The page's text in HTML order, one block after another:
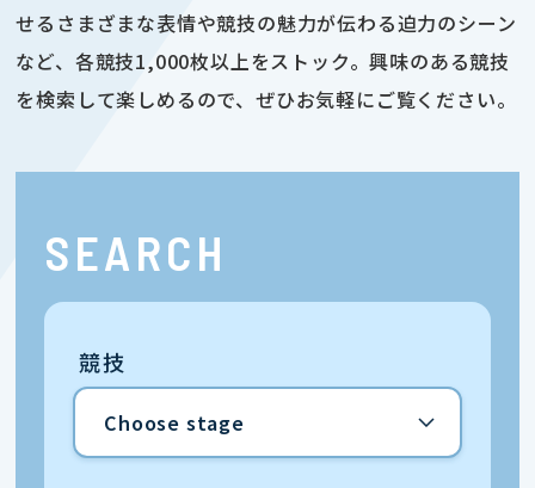
せるさまざまな表情や競技の魅力が伝わる迫力のシーン
など、各競技1,000枚以上をストック。興味のある競技
を検索して楽しめるので、ぜひお気軽にご覧ください。
SEARCH
競技